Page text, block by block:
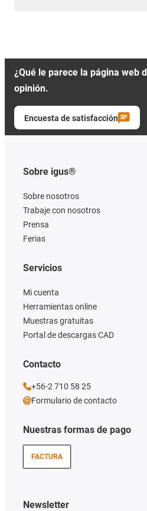
¿Qué le parece la página web
opinión.
Encuesta de satisfacción
Sobre igus®
Sobre nosotros
Trabaje con nosotros
Prensa
Ferias
Nuestras formas de pago
FACTURA
Servicios
Mi cuenta
Herramientas online
Muestras gratuitas
Portal de descargas CAD
Newsletter
Contacto
+56-2 710 58 25
Formulario de contacto